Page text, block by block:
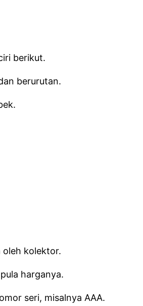
berikut.
berurutan.
oleh kolektor.
harganya.
seri, misalnya AAA.